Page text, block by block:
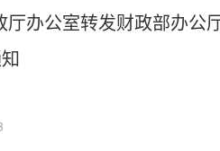
厅办公室转发财政部办公